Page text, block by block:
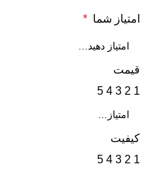
امتیاز شما *
قیمت
1
2
3
4
5
کیفیت
1
2
3
4
5